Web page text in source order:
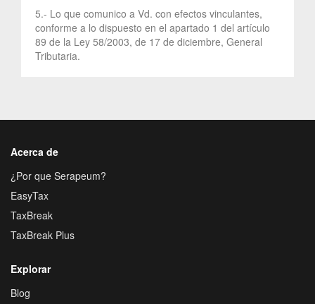
5.- Lo que comunico a Vd. con efectos vinculantes,
conforme a lo dispuesto en el apartado 1 del artículo
89 de la Ley 58/2003, de 17 de diciembre, General
Tributaria.
Acerca de
¿Por que Serapeum?
EasyTax
TaxBreak
TaxBreak Plus
Explorar
Blog